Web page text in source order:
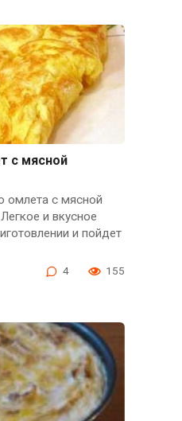
с мясной
омлета с мясной
и вкусное
и пойдет
4 155